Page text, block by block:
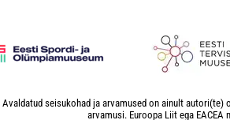
seisukohad ja arvamused on ainult
arvamusi. Euroopa Liit ega EACEA